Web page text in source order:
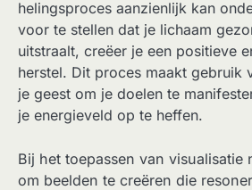
helingsproces aanzienlijk kan
voor te stellen dat je lichaam
uitstraalt, creëer je een positieve
herstel. Dit proces maakt gebruik
je geest om je doelen te
je energieveld op te heffen.
Bij het toepassen van visualisatie
om beelden te creëren die